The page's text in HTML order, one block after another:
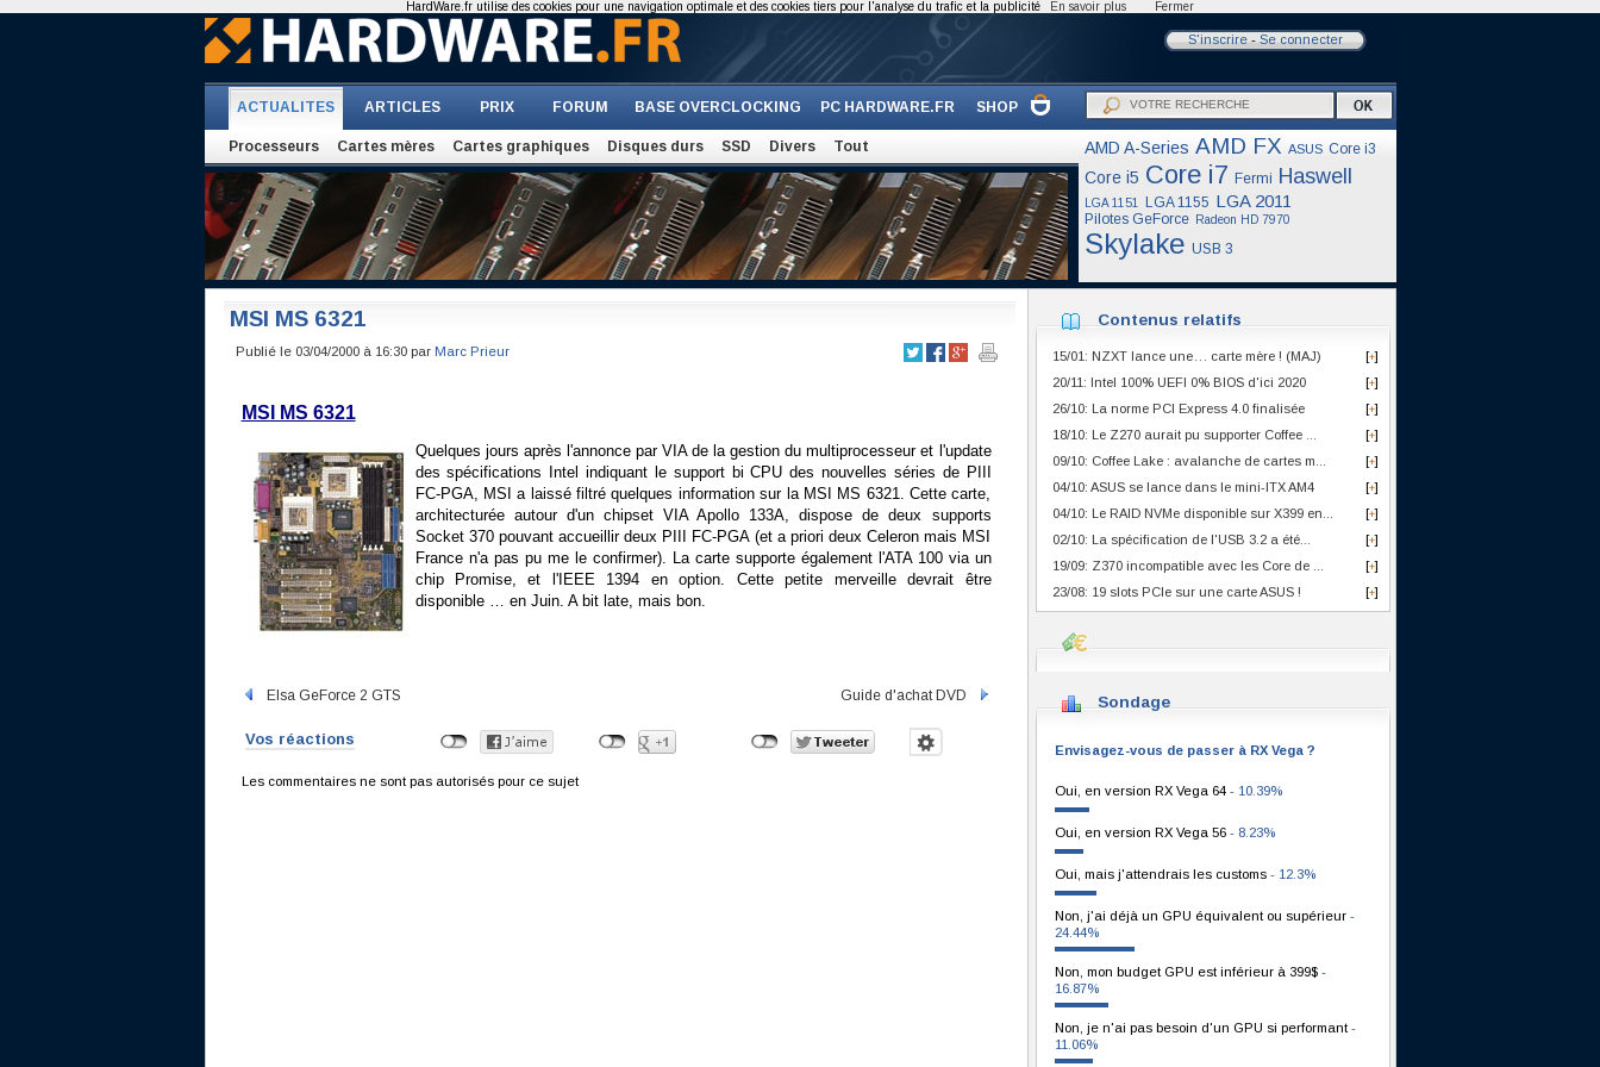
S'inscrire- Se connecter
ACTUALITES ARTICLES PRIX FORUM BASE OVERCLOCKING PC HARDWARE.FR SHOP
Processeurs Cartes mères Cartes graphiques Disques durs SSD Divers Tout AMD A-Series AMD FX ASUS Core i3
Core i5 Core i7 Fermi Haswell
LGA 1151 LGA 1155 LGA 2011
Pilotes GeForce Radeon HD 7970
Skylake USB 3
MSI MS 6321
Publié le 03/04/2000 à 16:30 par Marc Prieur
MSI MS 6321
Quelques jours après l'annonce par VIA de la gestion du multiprocesseur et l'update
des spécifications Intel indiquant le support bi CPU des nouvelles séries de PIII
FC-PGA, MSI a laissé filtré quelques information sur la MSI MS 6321. Cette carte,
architecturée autour d'un chipset VIA Apollo 133A, dispose de deux supports
Socket 370 pouvant accueillir deux PIII FC-PGA (et a priori deux Celeron mais MSI
France n'a pas pu me le confirmer). La carte supporte également l'ATA 100 via un
chip Promise, et l'IEEE 1394 en option. Cette petite merveille devrait être
disponible … en Juin. A bit late, mais bon.
Elsa GeForce 2 GTS Guide d'achat DVD
Vos réactions
Les commentaires ne sont pas autorisés pour ce sujet
Contenus relatifs
[+]
15/01: NZXT lance une… carte mère ! (MAJ)
[+]
20/11: Intel 100% UEFI 0% BIOS d'ici 2020
[+]
26/10: La norme PCI Express 4.0 finalisée
[+]
18/10: Le Z270 aurait pu supporter Coffee ...
[+]
09/10: Coffee Lake : avalanche de cartes m...
[+]
04/10: ASUS se lance dans le mini-ITX AM4
[+]
04/10: Le RAID NVMe disponible sur X399 en...
[+]
02/10: La spécification de l'USB 3.2 a été...
[+]
19/09: Z370 incompatible avec les Core de ...
[+]
23/08: 19 slots PCIe sur une carte ASUS !
Sondage
Envisagez-vous de passer à RX Vega ?
Oui, en version RX Vega 64 - 10.39%
Oui, en version RX Vega 56 - 8.23%
Oui, mais j'attendrais les customs - 12.3%
Non, j'ai déjà un GPU équivalent ou supérieur -
24.44%
Non, mon budget GPU est inférieur à 399$ -
16.87%
Non, je n'ai pas besoin d'un GPU si performant -
11.06%
HardWare.fr utilise des cookies pour une navigation optimale et des cookies tiers pour l'analyse du trafic et la publicité En savoir plus Fermer